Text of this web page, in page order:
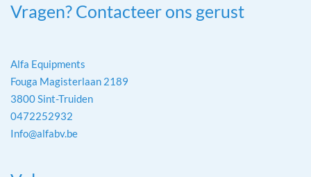
Vragen? Contacteer ons gerust
Alfa Equipments
Fouga Magisterlaan 2189
3800 Sint-Truiden
0472252932
Info@alfabv.be